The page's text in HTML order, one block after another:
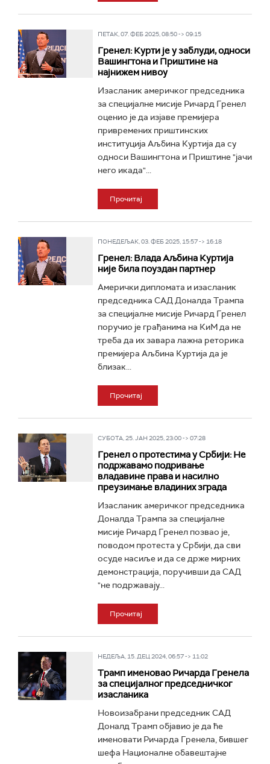
ПЕТАК, 07. ФЕБ 2025, 08:50 -> 09:15
Гренел: Курти је у заблуди, односи
Вашингтона и Приштине на
најнижем нивоу
Изасланик америчког председника
за специјалне мисије Ричард Гренел
оценио је да изјаве премијера
привремених приштинских
институција Аљбина Куртија да су
односи Вашингтона и Приштине "јачи
него икада"...
Прочитај
ПОНЕДЕЉАК, 03. ФЕБ 2025, 15:57 -> 16:18
Гренел: Влада Аљбина Куртија
није била поуздан партнер
Амерички дипломата и изасланик
председника САД Доналда Трампа
за специјалне мисије Ричард Гренел
поручио је грађанима на КиМ да не
треба да их завара лажна реторика
премијера Аљбина Куртија да је
близак...
Прочитај
СУБОТА, 25. ЈАН 2025, 23:00 -> 07:28
Гренел о протестима у Србији: Не
подржавамо подривање
владавине права и насилно
преузимање владиних зграда
Изасланик америчког председника
Доналда Трампа за специјалне
мисије Ричард Гренел позвао је,
поводом протеста у Србији, да сви
осуде насиље и да се држе мирних
демонстрација, поручивши да САД
"не подржавају...
Прочитај
НЕДЕЉА, 15. ДЕЦ 2024, 06:57 -> 11:02
Трамп именовао Ричарда Гренела
за специјалног председничког
изасланика
Новоизабрани председник САД
Доналд Трамп објавио је да ће
именовати Ричарда Гренела, бившег
шефа Националне обавештајне